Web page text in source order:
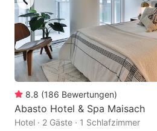
8.8 (186 Bewertungen)
Abasto Hotel & Spa Maisach
Hotel · 2 Gäste · 1 Schlafzimmer